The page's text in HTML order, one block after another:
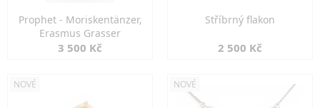
Prophet - Moriskentänzer,
Erasmus Grasser
3 500 Kč
Stříbrný flakon
2 500 Kč
NOVÉ NOVÉ